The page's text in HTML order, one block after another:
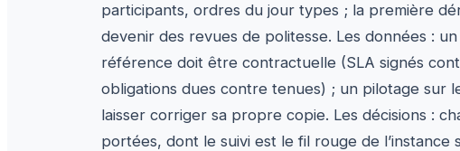
participants, ordres du jour types ; la première
devenir des revues de politesse. Les données :
référence doit être contractuelle (SLA signés
obligations dues contre tenues) ; un pilotage sur
laisser corriger sa propre copie. Les décisions :
portées, dont le suivi est le fil rouge de l’instance